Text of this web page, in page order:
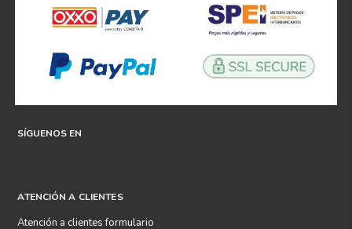
SÍGUENOS EN
ATENCIÓN A CLIENTES
Atención a clientes formulario